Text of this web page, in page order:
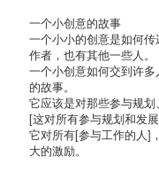
一个小创意的故事
一个小小的创意是如何
作者，也有其他一些人。
一个小创意如何交到许
的故事。
它应该是对那些参与规划
[这对所有参与规划和发
它对所有[参与工作的人]
大的激励。